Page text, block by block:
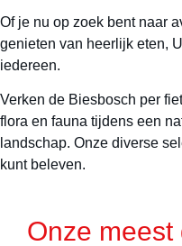
Of je nu op zoek bent naar
genieten van heerlijk eten,
iedereen.
Verken de Biesbosch per
flora en fauna tijdens een
landschap. Onze diverse
kunt beleven.
Onze